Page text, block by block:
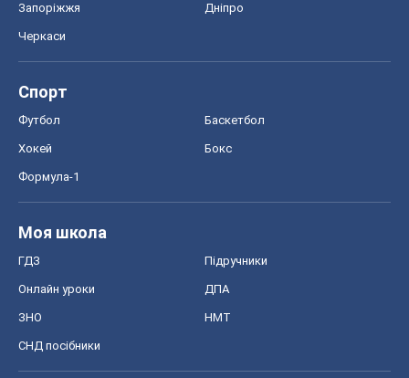
Запоріжжя Дніпро
Черкаси
Спорт
Футбол Баскетбол
Хокей Бокс
Формула-1
Моя школа
ГДЗ Підручники
Онлайн уроки ДПА
ЗНО НМТ
СНД посібники